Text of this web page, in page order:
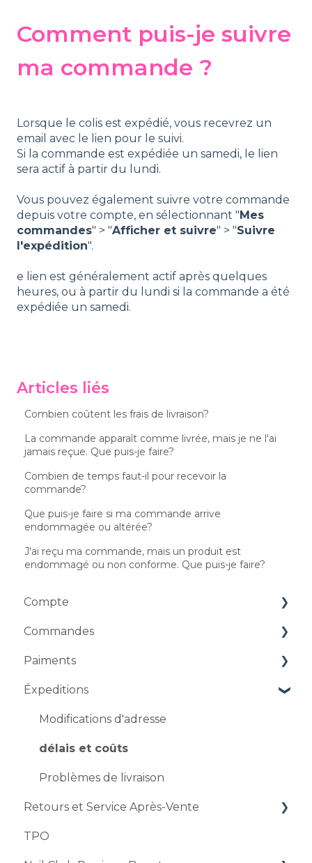
Comment puis-je suivre
ma commande ?
Lorsque le colis est expédié, vous recevrez un
email avec le lien pour le suivi.
Si la commande est expédiée un samedi, le lien
sera actif à partir du lundi.
Vous pouvez également suivre votre commande
depuis votre compte, en sélectionnant "Mes
commandes" > "Afficher et suivre" > "Suivre
l'expédition".
e lien est généralement actif après quelques
heures, ou à partir du lundi si la commande a été
expédiée un samedi.
Articles liés
Combien coûtent les frais de livraison?
La commande apparaît comme livrée, mais je ne l'ai
jamais reçue. Que puis-je faire?
Combien de temps faut-il pour recevoir la
commande?
Que puis-je faire si ma commande arrive
endommagée ou altérée?
J'ai reçu ma commande, mais un produit est
endommagé ou non conforme. Que puis-je faire?
Compte
Gestion des comptes
Problèmes d'accès
Commandes
Commandes et précisions
Modification et annulation d'une commande
Réductions et codes promo
Paiments
Méthodes de paiement
Problèmes de paiement
Éxpeditions
Modifications d'adresse
délais et coûts
Problèmes de livraison
Retours et Service Après-Vente
Retours et restitutions
TPO